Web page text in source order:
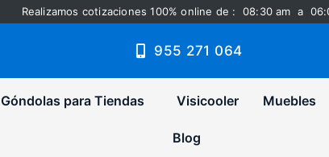
Realizamos cotizaciones 100% online de : 08:30 am a
955 271 064
Góndolas para Tiendas Visicooler Muebles
Blog